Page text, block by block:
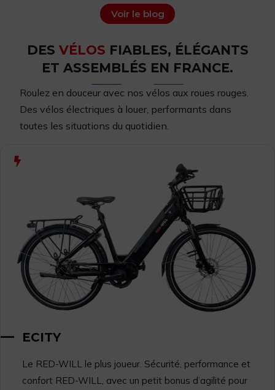
Voir le blog
DES VÉLOS FIABLES, ÉLÉGANTS
ET ASSEMBLÉS EN FRANCE.
Roulez en douceur avec nos vélos aux roues rouges.
Des vélos électriques à louer, performants dans
toutes les situations du quotidien.
ECITY
Le RED-WILL le plus joueur. Sécurité, performance et
confort RED-WILL, avec un petit bonus d’agilité pour